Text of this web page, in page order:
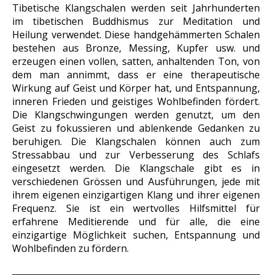
Tibetische Klangschalen werden seit Jahrhunderten
im tibetischen Buddhismus zur Meditation und
Heilung verwendet. Diese handgehämmerten Schalen
bestehen aus Bronze, Messing, Kupfer usw. und
erzeugen einen vollen, satten, anhaltenden Ton, von
dem man annimmt, dass er eine therapeutische
Wirkung auf Geist und Körper hat, und Entspannung,
inneren Frieden und geistiges Wohlbefinden fördert.
Die Klangschwingungen werden genutzt, um den
Geist zu fokussieren und ablenkende Gedanken zu
beruhigen. Die Klangschalen können auch zum
Stressabbau und zur Verbesserung des Schlafs
eingesetzt werden. Die Klangschale gibt es in
verschiedenen Grössen und Ausführungen, jede mit
ihrem eigenen einzigartigen Klang und ihrer eigenen
Frequenz. Sie ist ein wertvolles Hilfsmittel für
erfahrene Meditierende und für alle, die eine
einzigartige Möglichkeit suchen, Entspannung und
Wohlbefinden zu fördern.